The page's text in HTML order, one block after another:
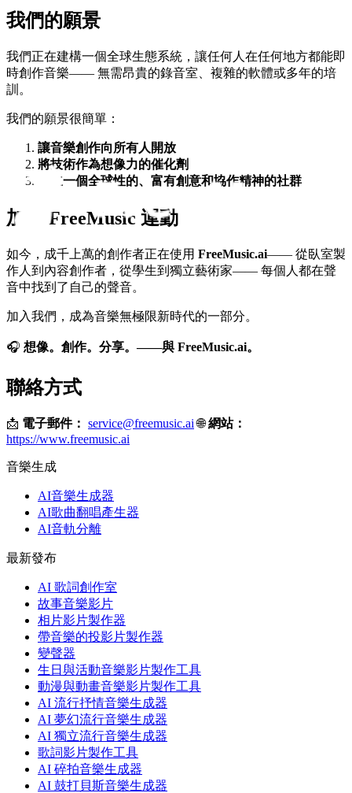
我們的願景
我們正在建構一個全球生態系統，讓任何人在任何地方都能即
時創作音樂—— 無需昂貴的錄音室、複雜的軟體或多年的培
訓。
我們的願景很簡單：
讓音樂創作向所有人開放
將技術作為想像力的催化劑
建立一個全球性的、富有創意和協作精神的社群
加入 FreeMusic 運動
如今，成千上萬的創作者正在使用 FreeMusic.ai—— 從臥室製
作人到內容創作者，從學生到獨立藝術家—— 每個人都在聲
音中找到了自己的聲音。
加入我們，成為音樂無極限新時代的一部分。
🎧 想像。創作。分享。——與 FreeMusic.ai。
聯絡方式
📩 電子郵件： service@freemusic.ai🌐網站：
https://www.freemusic.ai
音樂生成
AI音樂生成器
AI歌曲翻唱產生器
AI音軌分離
最新發布
AI 歌詞創作室
故事音樂影片
相片影片製作器
帶音樂的投影片製作器
變聲器
生日與活動音樂影片製作工具
動漫與動畫音樂影片製作工具
AI 流行抒情音樂生成器
AI 夢幻流行音樂生成器
AI 獨立流行音樂生成器
歌詞影片製作工具
AI 碎拍音樂生成器
AI 鼓打貝斯音樂生成器